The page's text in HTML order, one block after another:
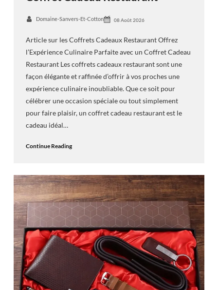
Domaine-Sanvers-Et-Cotton 08 Août 2026
Article sur les Coffrets Cadeaux Restaurant Offrez
l’Expérience Culinaire Parfaite avec un Coffret Cadeau
Restaurant Les coffrets cadeaux restaurant sont une
façon élégante et raffinée d’offrir à vos proches une
expérience culinaire inoubliable. Que ce soit pour
célébrer une occasion spéciale ou tout simplement
pour faire plaisir, un coffret cadeau restaurant est le
cadeau idéal…
Continue Reading